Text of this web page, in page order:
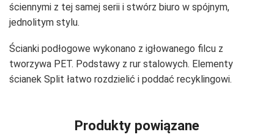
ściennymi z tej samej serii i stwórz biuro w spójnym,
jednolitym stylu.
Ścianki podłogowe wykonano z igłowanego filcu z
tworzywa PET. Podstawy z rur stalowych. Elementy
ścianek Split łatwo rozdzielić i poddać recyklingowi.
Produkty powiązane